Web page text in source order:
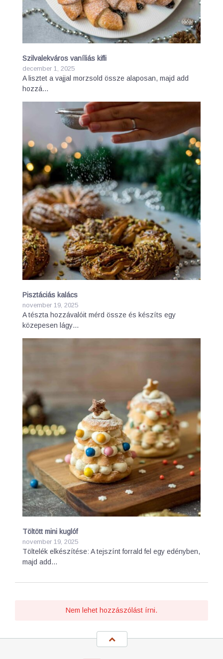
Szilvalekváros vaníliás kifli
december 1, 2025
A lisztet a vajjal morzsold össze alaposan, majd add
hozzá…
Pisztáciás kalács
november 19, 2025
A tészta hozzávalóit mérd össze és készíts egy
közepesen lágy…
Töltött mini kuglóf
november 19, 2025
Töltelék elkészítése: A tejszínt forrald fel egy edényben,
majd add…
Nem lehet hozzászólást írni.